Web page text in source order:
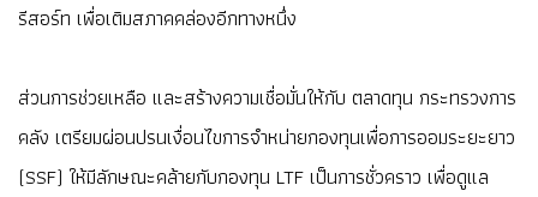
รีสอร์ท เพื่อเติมสภาคคล่องอีกทางหนึ่ง
ส่วนการช่วยเหลือ และสร้างความเชื่อมั่นให้กับ ตลาดทุน กระทรวงการ
คลัง เตรียมผ่อนปรนเงื่อนไขการจำหน่ายกองทุนเพื่อการออมระยะยาว
(SSF) ให้มีลักษณะคล้ายกับกองทุน LTF เป็นการชั่วคราว เพื่อดูแล